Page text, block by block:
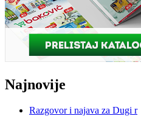
Najnovije
Razgovor i najava za Dugi r